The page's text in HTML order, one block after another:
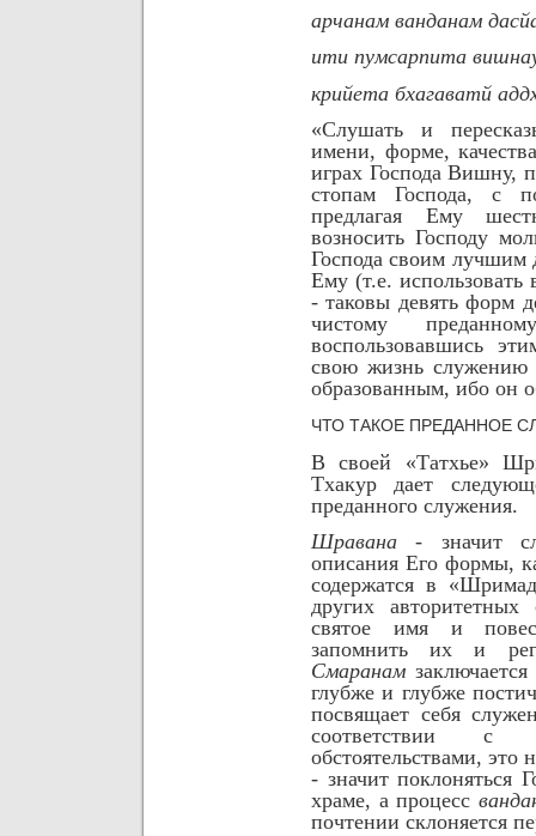
арчанам ванданам
ити пумсарпита
крийета бхагаватй
«Слушать и
имени, форме,
играх Господа Вишну,
стопам Господа, с
предлагая Ему
возносить Господу
Господа своим лучшим
Ему (т.е.
- таковы девять форм
чистому
воспользовавшись
свою жизнь служению
образованным, ибо он
ЧТО ТАКОЕ ПРЕДАННОЕ
В своей «Tатхье»
Tхакур дает
преданного служения.
Шравана - значит
описания Его формы,
содержатся в
других
святое имя и
запомнить их и
Смаранам
глубже и глубже
посвящает себя
соответствии с
обстоятельствами, это
- значит поклоняться
храме, а процесс
почтении склоняется